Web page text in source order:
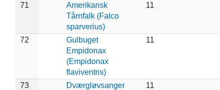
71
Amerikansk
Tårnfalk (Falco
sparverius)
11
72
Gulbuget
Empidonax
(Empidonax
flaviventris)
11
73
Dværgløvsanger
11